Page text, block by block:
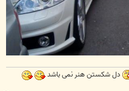
دل شکستن هنر نمی باشد